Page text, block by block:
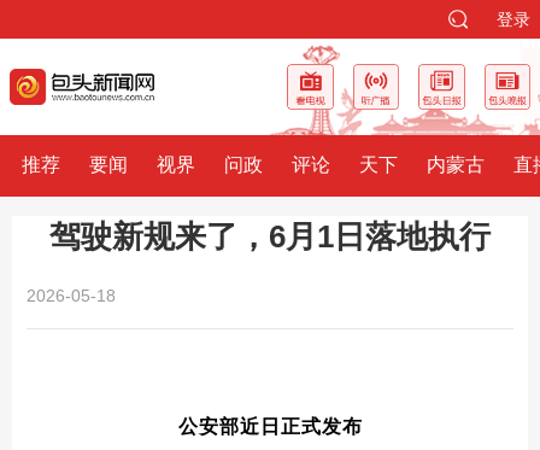
登录
推荐 要闻 视界 问政 评论 天下 内蒙古 直
驾驶新规来了，6月1日落地执行
2026-05-18
公安部近日正式发布